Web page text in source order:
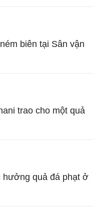
biên tại Sân vận
trao cho một quả
hưởng quả đá phạt ở